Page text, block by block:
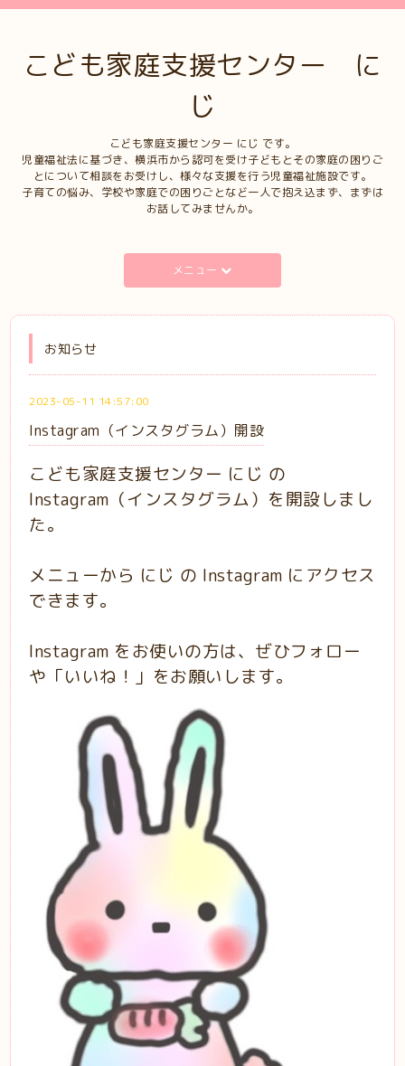
こども家庭支援センター に
じ
こども家庭支援センター にじ です。
児童福祉法に基づき、横浜市から認可を受け子どもとその家庭の困りご
とについて相談をお受けし、様々な支援を行う児童福祉施設です。
子育ての悩み、学校や家庭での困りごとなど一人で抱え込まず、まずは
お話してみませんか。
メニュー
お知らせ
2023-05-11 14:57:00
Instagram（インスタグラム）開設
こども家庭支援センター にじ の
Instagram（インスタグラム）を開設しまし
た。
メニューから にじ の Instagram にアクセス
できます。
Instagram をお使いの方は、ぜひフォロー
や「いいね！」をお願いします。